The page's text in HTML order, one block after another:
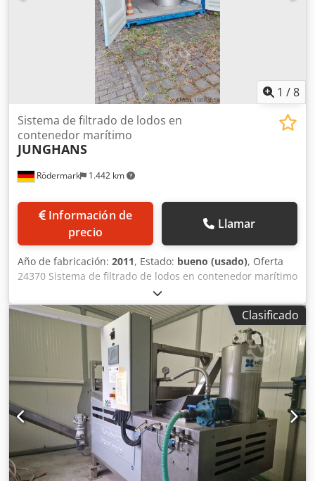
1 /8
Rödermark 1.442 km
Sistema de filtrado de lodos en
contenedor marítimo
JUNGHANS
Información de
precio
Llamar
Año de fabricación: 2011, Estado: bueno (usado), Oferta
24370 Sistema de filtrado de lodos en contenedor marítimo
+ cinta transportadora Datos técnicos: - Filtro prensa de
lodos JUNGHANS con unidad de cilindros - Sistema de
floculación - Bombas - Cinta transportadora independiente
para evacuación de lodos, longitud 8,0 m - Armario de
control con instalación eléctrica - Bandeja recolectora de
agua de aluminio cubriendo el suelo completo del
contenedor - Iluminación - Contenedor marítimo de 4
puertas - Requisito de espacio del contenedor aprox. An
6,0 x Al 2,4 x Pr 2,4 m - Peso aprox. 5000 kg - Requisito de
espacio para la cinta transportadora aprox. An 8,0 x Al 0,8
x Pr 1,0 m - Peso aprox. 1000 kg Cjdpfx Acot Srkpe Tsrf
Clasificado